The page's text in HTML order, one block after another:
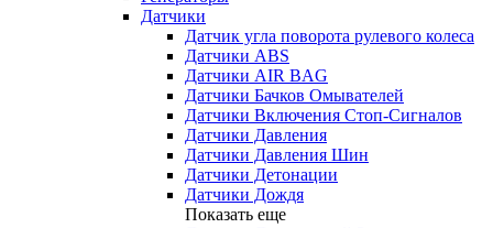
Датчики
Датчик угла поворота рулевого колеса
Датчики ABS
Датчики AIR BAG
Датчики Бачков Омывателей
Датчики Включения Стоп-Сигналов
Датчики Давления
Датчики Давления Шин
Датчики Детонации
Датчики Дождя
Показать еще